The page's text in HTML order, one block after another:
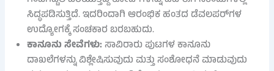
ಸಿದ್ಧಪಡಿಸುತ್ತಿದೆ. ಇದರಿಂದಾಗಿ ಆರಂಭಿಕ ಹಂತದ ಡೆವಲಪರ್‌ಗಳ
ಉದ್ಯೋಗಕ್ಕೆ ಸಂಚಕಾರ ಬರಬಹುದು.
ಕಾನೂನು ಸೇವೆಗಳು:ಸಾವಿರಾರು ಪುಟಗಳ ಕಾನೂನು
ದಾಖಲೆಗಳನ್ನು ವಿಶ್ಲೇಷಿಸುವುದು ಮತ್ತು ಸಂಶೋಧನೆ ಮಾಡುವುದು